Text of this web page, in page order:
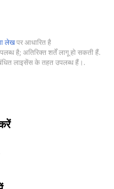
लेखपर आधारित है
है; अतिरिक्त शर्तें लागू हो सकती हैं.
लाइसेंस के तहत उपलब्ध हैं।.